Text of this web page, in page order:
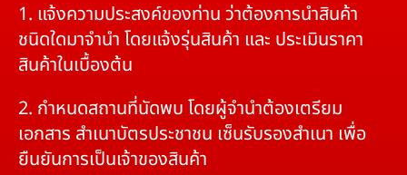
1. แจ้งความประสงค์ของท่าน ว่าต้องการนำสินค้า
ชนิดใดมาจำนำ โดยแจ้งรุ่นสินค้า และ ประเมินราคา
สินค้าในเบื้องต้น
2. กำหนดสถานที่นัดพบ โดยผู้จำนำต้องเตรียม
เอกสาร สำเนาบัตรประชาชน เซ็นรับรองสำเนา เพื่อ
ยืนยันการเป็นเจ้าของสินค้า